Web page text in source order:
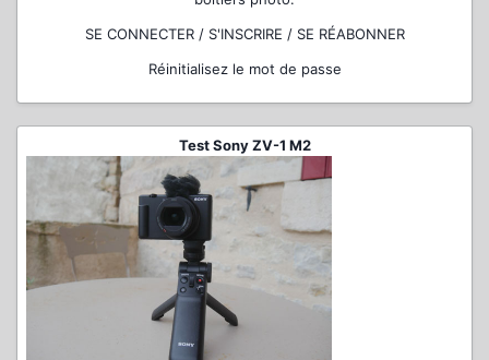
SE CONNECTER / S'INSCRIRE / SE RÉABONNER
Réinitialisez le mot de passe
Test Sony ZV-1 M2